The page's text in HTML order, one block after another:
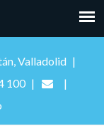
Valladolid
100